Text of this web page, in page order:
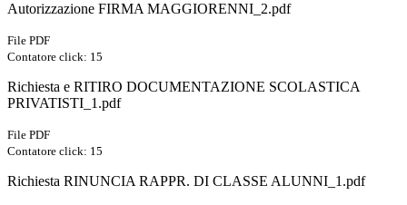
Autorizzazione FIRMA MAGGIORENNI_2.pdf
File PDF
Contatore click: 15
Richiesta e RITIRO DOCUMENTAZIONE SCOLASTICA
PRIVATISTI_1.pdf
File PDF
Contatore click: 15
Richiesta RINUNCIA RAPPR. DI CLASSE ALUNNI_1.pdf